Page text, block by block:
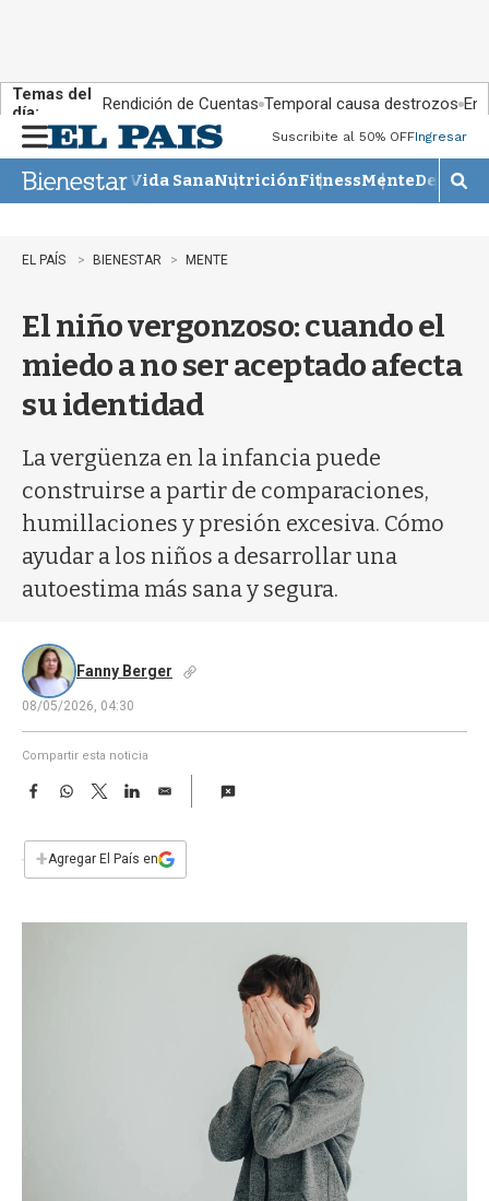
Temas del
día:
Rendición de Cuentas Temporal causa destrozos En
n
u
Suscribite al 50% OFFIngresar
Vida SanaNutriciónFitnessMente
M
o
�
EL PAÍS BIENESTAR MENTE
El niño vergonzoso: cuando el
miedo a no ser aceptado afecta
su identidad
La vergüenza en la infancia puede
construirse a partir de comparaciones,
humillaciones y presión excesiva. Cómo
ayudar a los niños a desarrollar una
autoestima más sana y segura.
Fanny Berger
08/05/2026, 04:30
Compartir esta noticia
F
e
b
W
s
T
w
t
L
E
i
l
+Agregar El País en